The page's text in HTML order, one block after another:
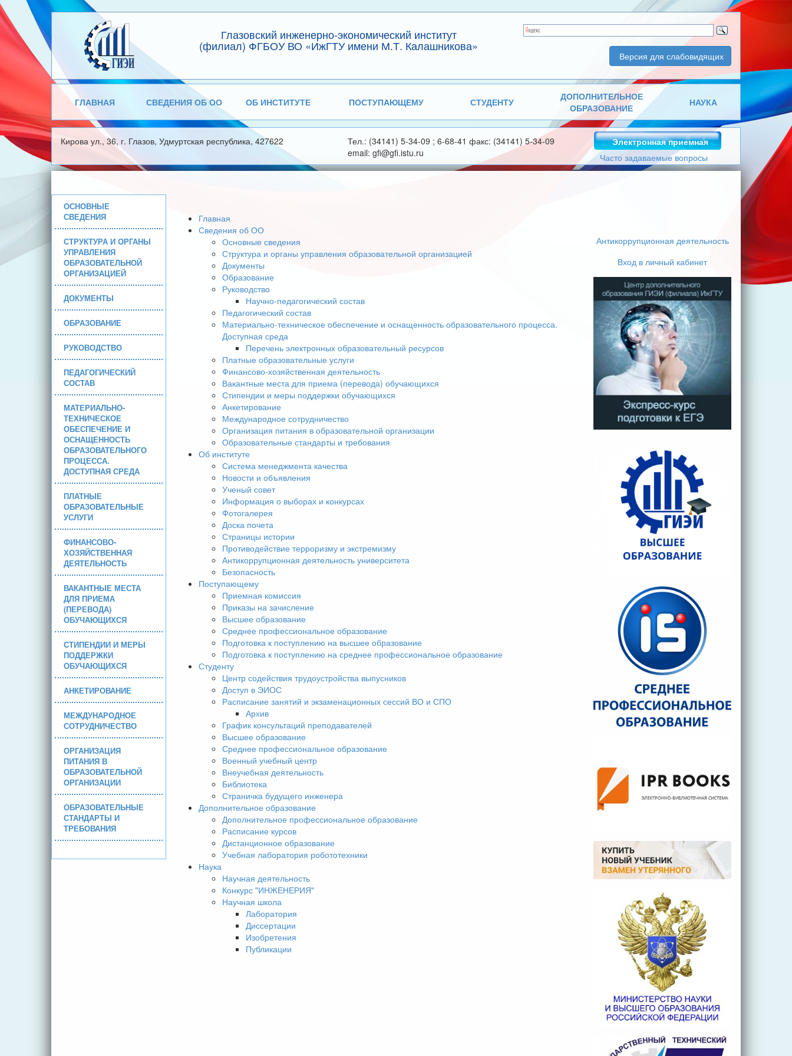
Глазовский инженерно-экономический институт
(филиал) ФГБОУ ВО «ИжГТУ имени М.Т. Калашникова»
Версия для слабовидящих
ГЛАВНАЯ СВЕДЕНИЯ ОБ ОО ОБ ИНСТИТУТЕ ПОСТУПАЮЩЕМУ СТУДЕНТУ
ДОПОЛНИТЕЛЬНОЕ
ОБРАЗОВАНИЕ
НАУКА
Кирова ул., 36, г. Глазов, Удмуртская республика, 427622
Тел.: (34141) 5-34-09 ; 6-68-41 факс: (34141) 5-34-09
email: gfi@gfi.istu.ru
Электронная приемная
Часто задаваемые вопросы
ОСНОВНЫЕ
СВЕДЕНИЯ
СТРУКТУРА И ОРГАНЫ
УПРАВЛЕНИЯ
ОБРАЗОВАТЕЛЬНОЙ
ОРГАНИЗАЦИЕЙ
ДОКУМЕНТЫ
ОБРАЗОВАНИЕ
РУКОВОДСТВО
ПЕДАГОГИЧЕСКИЙ
СОСТАВ
МАТЕРИАЛЬНО-
ТЕХНИЧЕСКОЕ
ОБЕСПЕЧЕНИЕ И
ОСНАЩЕННОСТЬ
ОБРАЗОВАТЕЛЬНОГО
ПРОЦЕССА.
ДОСТУПНАЯ СРЕДА
ПЛАТНЫЕ
ОБРАЗОВАТЕЛЬНЫЕ
УСЛУГИ
ФИНАНСОВО-
ХОЗЯЙСТВЕННАЯ
ДЕЯТЕЛЬНОСТЬ
ВАКАНТНЫЕ МЕСТА
ДЛЯ ПРИЕМА
(ПЕРЕВОДА)
ОБУЧАЮЩИХСЯ
СТИПЕНДИИ И МЕРЫ
ПОДДЕРЖКИ
ОБУЧАЮЩИХСЯ
АНКЕТИРОВАНИЕ
МЕЖДУНАРОДНОЕ
СОТРУДНИЧЕСТВО
ОРГАНИЗАЦИЯ
ПИТАНИЯ В
ОБРАЗОВАТЕЛЬНОЙ
ОРГАНИЗАЦИИ
ОБРАЗОВАТЕЛЬНЫЕ
СТАНДАРТЫ И
ТРЕБОВАНИЯ
Главная
Сведения об ОО
Основные сведения
Структура и органы управления образовательной организацией
Документы
Образование
Руководство
Научно-педагогический состав
Педагогический состав
Материально-техническое обеспечение и оснащенность образовательного процесса.
Доступная среда
Перечень электронных образовательный ресурсов
Платные образовательные услуги
Финансово-хозяйственная деятельность
Вакантные места для приема (перевода) обучающихся
Стипендии и меры поддержки обучающихся
Анкетирование
Международное сотрудничество
Организация питания в образовательной организации
Образовательные стандарты и требования
Об институте
Система менеджмента качества
Новости и объявления
Ученый совет
Информация о выборах и конкурсах
Фотогалерея
Доска почета
Страницы истории
Противодействие терроризму и экстремизму
Антикоррупционная деятельность университета
Безопасность
Поступающему
Приемная комиссия
Приказы на зачисление
Высшее образование
Среднее профессиональное образование
Подготовка к поступлению на высшее образование
Подготовка к поступлению на среднее профессиональное образование
Студенту
Центр содействия трудоустройства выпусников
Доступ в ЭИОС
Расписание занятий и экзаменационных сессий ВО и СПО
Архив
График консультаций преподавателей
Высшее образование
Среднее профессиональное образование
Военный учебный центр
Внеучебная деятельность
Библиотека
Страничка будущего инженера
Дополнительное образование
Дополнительное профессиональное образование
Расписание курсов
Дистанционное образование
Учебная лаборатория робототехники
Наука
Научная деятельность
Конкурс "ИНЖЕНЕРИЯ"
Научная школа
Лаборатория
Диссертации
Изобретения
Публикации
Антикоррупционная деятельность
Вход в личный кабинет